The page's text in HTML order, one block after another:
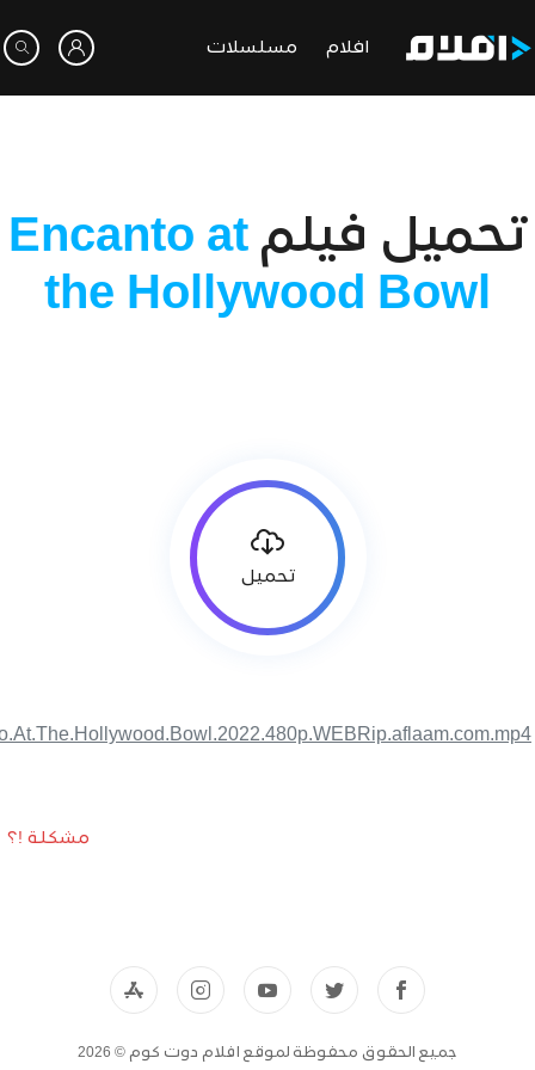
افلام مسلسلات
تحميل فيلم Encanto at
the Hollywood Bowl
تحميل
مشكلة !؟
جميع الحقوق محفوظة لموقع افلام دوت كوم © 2026